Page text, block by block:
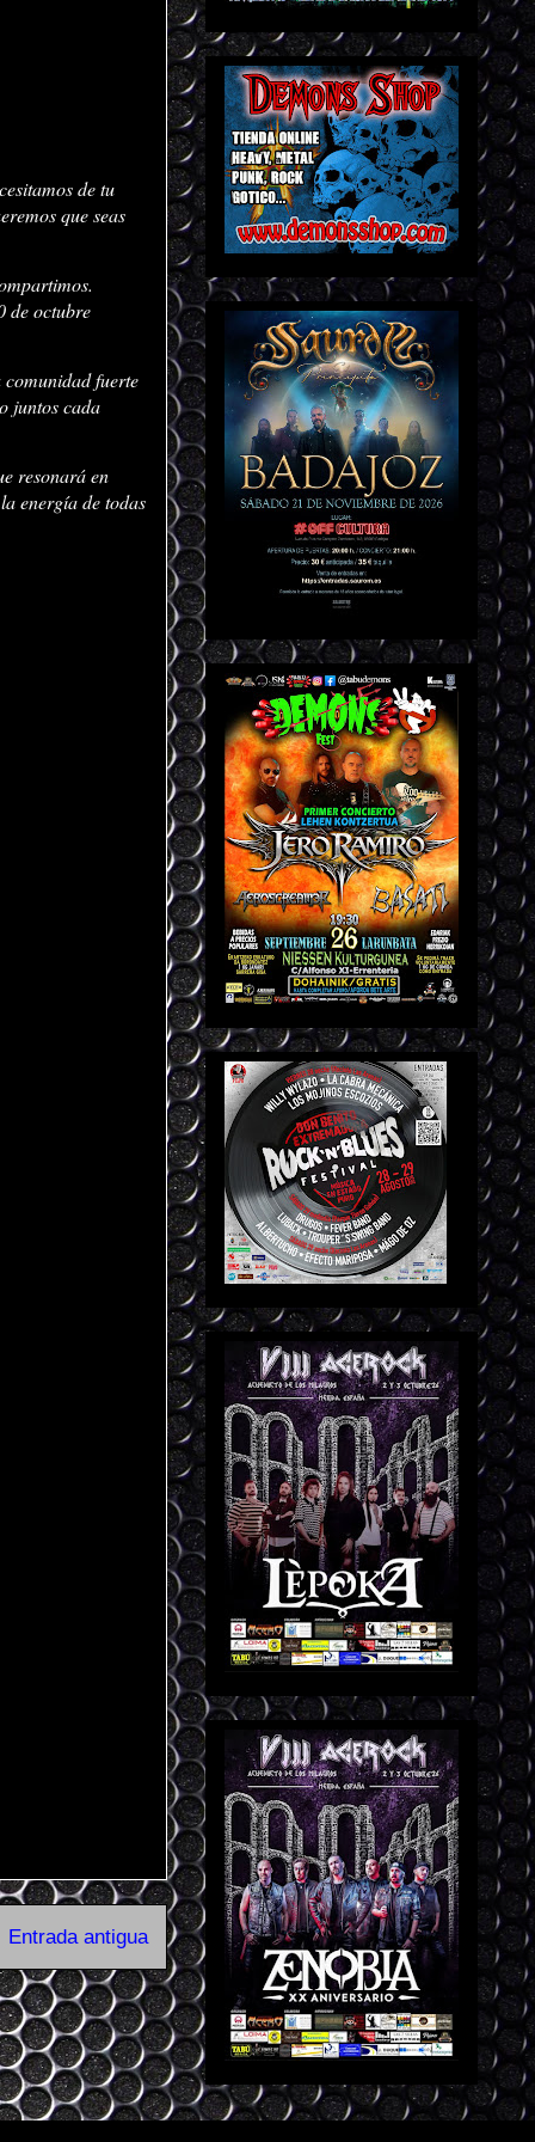
de tu
que seas
de octubre
fuerte
juntos cada
resonará en
energía de todas
Entrada antigua